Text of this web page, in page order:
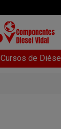
Cursos de Diésel